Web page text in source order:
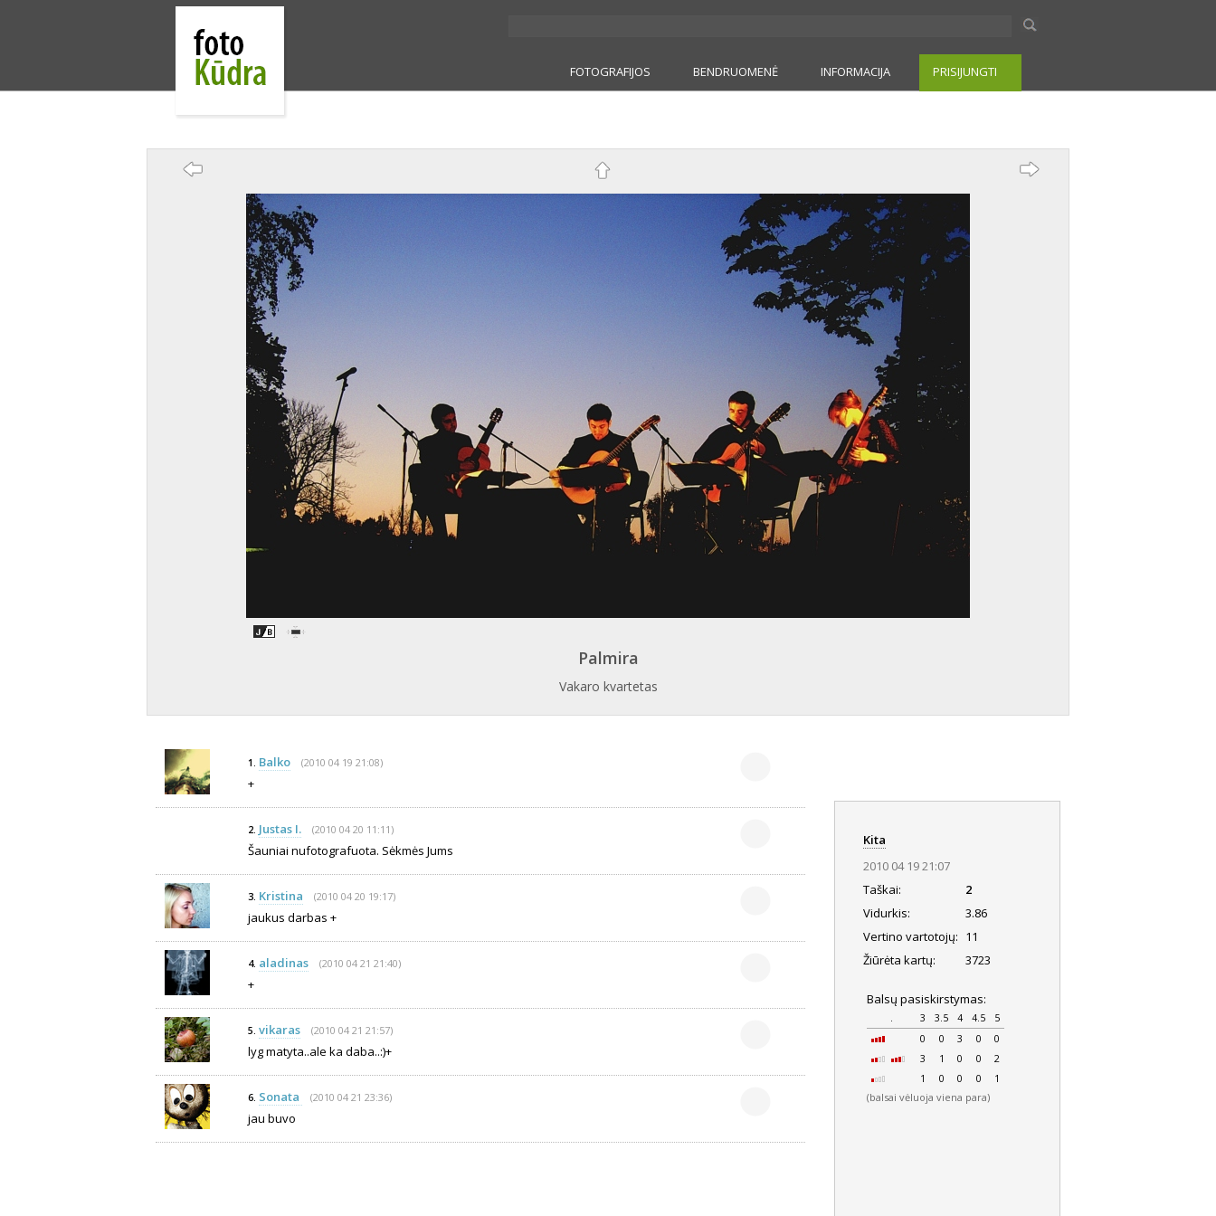
FOTOGRAFIJOS BENDRUOMENĖ INFORMACIJA PRISIJUNGTI
Palmira
Vakaro kvartetas
1. Balko (2010 04 19 21:08)
+
2. Justas I. (2010 04 20 11:11)
Šauniai nufotografuota. Sėkmės Jums
3. Kristina (2010 04 20 19:17)
jaukus darbas +
4. aladinas (2010 04 21 21:40)
+
5. vikaras (2010 04 21 21:57)
lyg matyta..ale ka daba..:)+
6. Sonata (2010 04 21 23:36)
jau buvo
Kita
2010 04 19 21:07
Taškai:
2
Vidurkis:
3.86
Vertino vartotojų: 11
Žiūrėta kartų:
3723
Balsų pasiskirstymas:
. 3 3.5 4 4.5
5
0
0 3 0
0
3
1 0 0
2
1
0 0 0 1
(balsai vėluoja viena para)